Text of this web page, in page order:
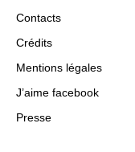
Contacts
Crédits
Mentions légales
J’aime facebook
Presse